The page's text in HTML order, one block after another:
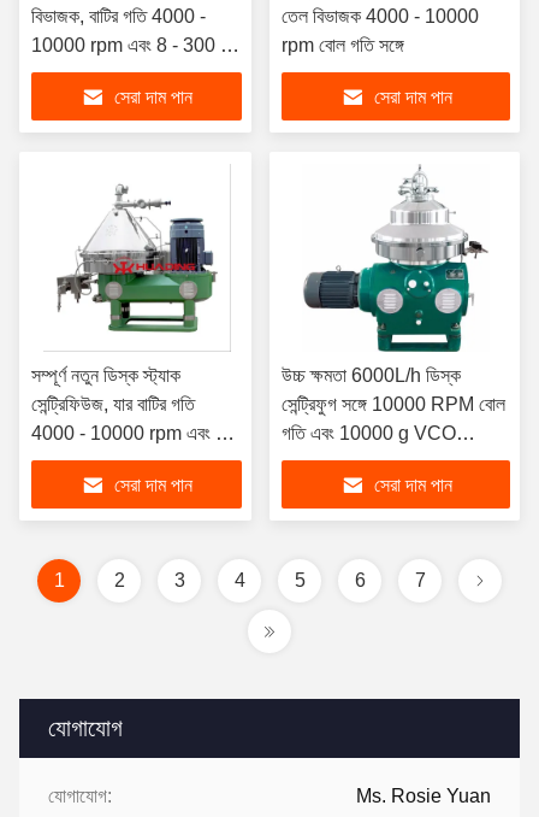
যোগাযোগ
যোগাযোগ: Ms. Rosie Yuan
বিভাজক, বাটির গতি 4000 -
10000 rpm এবং 8 - 300 L
ক্ষমতার জন্য > 10,000 g বল
সেরা দাম পান
তেল বিভাজক 4000 - 10000
rpm বোল গতি সঙ্গে
সেরা দাম পান
সম্পূর্ণ নতুন ডিস্ক স্ট্যাক
সেন্ট্রিফিউজ, যার বাটির গতি
4000 - 10000 rpm এবং >
10,000 g কেন্দ্রাতিগ বল, বাটির
আয়তন 8 - 300 Lসেরা দাম পান
উচ্চ ক্ষমতা 6000L/h ডিস্ক
সেন্ট্রিফুগ সঙ্গে 10000 RPM বোল
গতি এবং 10000 g VCO
প্রক্রিয়াকরণের জন্য সেন্ট্রিফুগাল
সেরা দাম পান
1 2 3 4 5 6 7